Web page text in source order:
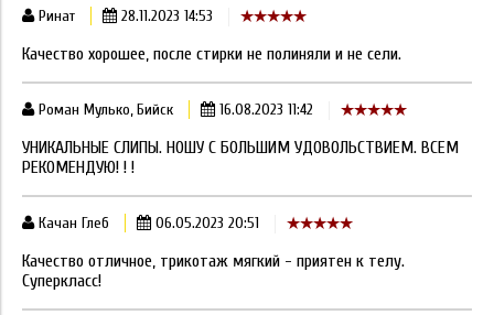
Ринат 28.11.2023 14:53
Качество хорошее, после стирки не полиняли и не сели.
Роман Мулько, Бийск 16.08.2023 11:42
УНИКАЛЬНЫЕ СЛИПЫ. НОШУ С БОЛЬШИМ УДОВОЛЬСТВИЕМ. ВСЕМ
РЕКОМЕНДУЮ! ! !
Качан Глеб 06.05.2023 20:51
Качество отличное, трикотаж мягкий - приятен к телу.
Суперкласс!